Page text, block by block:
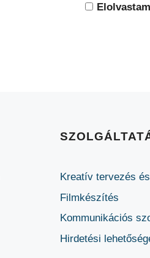
Kreatív tervezés
Filmkészítés
Kommunikációs
Hirdetési